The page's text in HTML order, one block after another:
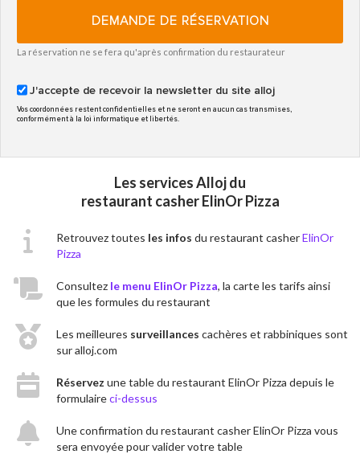
DEMANDE DE RÉSERVATION
La réservation ne se fera qu'après confirmation du restaurateur
J'accepte de recevoir la newsletter du site alloj
Vos coordonnées restent confidentielles et ne seront en aucun cas transmises,
conformément à la loi informatique et libertés.
Les services Alloj du
restaurant casher ElinOr Pizza
Retrouvez toutes les infos du restaurant casherElinOr
Pizza
Consultez le menu ElinOr Pizza, la carte les tarifs ainsi
que les formules du restaurant
Les meilleures surveillances cachères et rabbiniques sont
sur alloj.com
Réservez une table du restaurant ElinOr Pizza depuis le
formulaireci-dessus
Une confirmation du restaurant casher ElinOr Pizza vous
sera envoyée pour valider votre table